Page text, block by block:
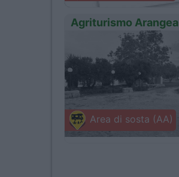
Agriturismo Arangea
Area di sosta (AA)